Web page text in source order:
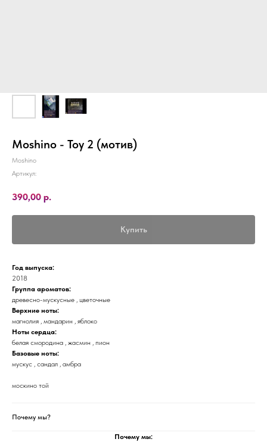
Moshino - Toy 2 (мотив)
Moshino
Артикул:
390,00 р.
Купить
Год выпуска:
2018
Группа ароматов:
древесно-мускусные , цветочные
Верхние ноты:
магнолия , мандарин , яблоко
Ноты сердца:
белая смородина , жасмин , пион
Базовые ноты:
мускус , сандал , амбра
москино той
Почему мы?
Почему мы: